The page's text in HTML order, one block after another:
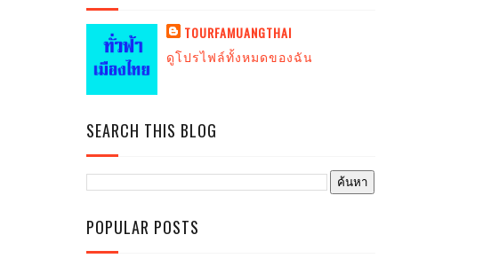
TOURFAMUANGTHAI
ดูโปรไฟล์ทั้งหมดของฉัน
SEARCH THIS BLOG
POPULAR POSTS